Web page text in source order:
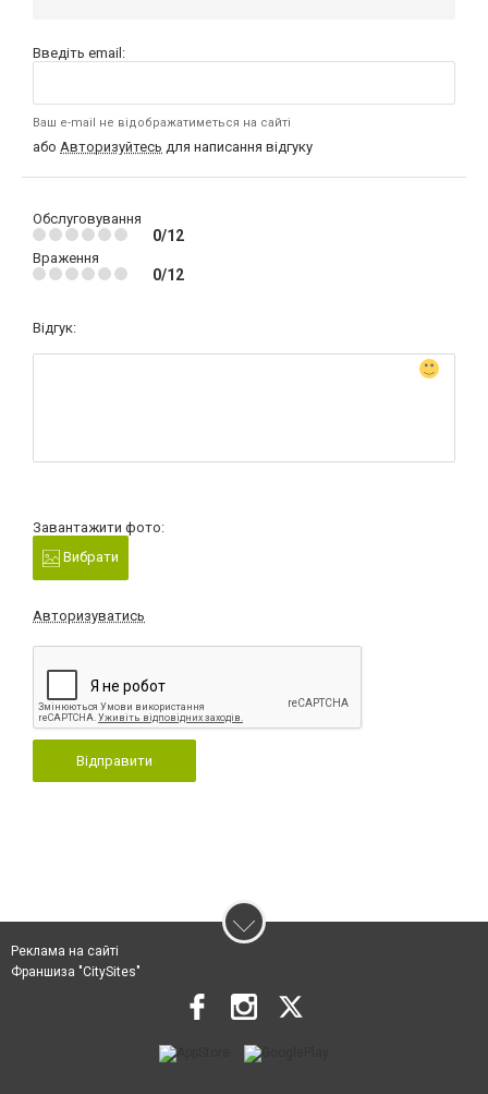
Введіть email:
Ваш e-mail не відображатиметься на сайті
або Авторизуйтесь для написання відгуку
Обслуговування
0/12
Враження
0/12
Відгук:
Завантажити фото:
Вибрати
Авторизуватись
Відправити
Реклама на сайті
Франшиза "CitySites"